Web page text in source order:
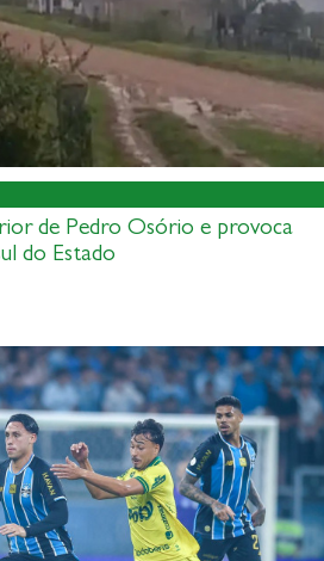
de Pedro Osório e provoca
do Estado